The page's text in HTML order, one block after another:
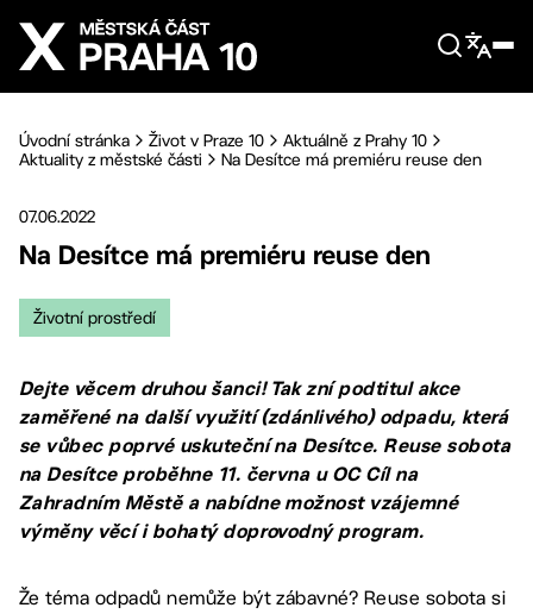
Přejít na hlavní obsah
Úvodní stránka Život v Praze 10
Aktuálně z Prahy 10
Aktuality z městské části
Na Desítce má premiéru reuse den
07.06.2022
Na Desítce má premiéru reuse den
Životní prostředí
Dejte věcem druhou šanci! Tak zní podtitul akce
zaměřené na další využití (zdánlivého) odpadu, která
se vůbec poprvé uskuteční na Desítce. Reuse sobota
na Desítce proběhne 11. června u OC Cíl na
Zahradním Městě a nabídne možnost vzájemné
výměny věcí i bohatý doprovodný program.
Že téma odpadů nemůže být zábavné? Reuse sobota si